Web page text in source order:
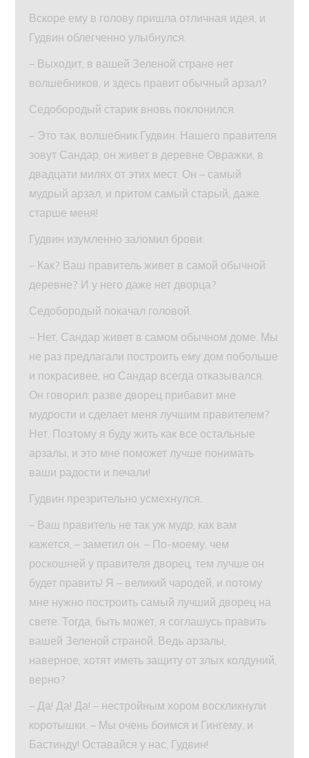
Вскоре ему в голову пришла отличная идея, и
Гудвин облегченно улыбнулся.
– Выходит, в вашей Зеленой стране нет
волшебников, и здесь правит обычный арзал?
Седобородый старик вновь поклонился.
– Это так, волшебник Гудвин. Нашего правителя
зовут Сандар, он живет в деревне Овражки, в
двадцати милях от этих мест. Он – самый
мудрый арзал, и притом самый старый, даже
старше меня!
Гудвин изумленно заломил брови:
– Как? Ваш правитель живет в самой обычной
деревне? И у него даже нет дворца?
Седобородый покачал головой.
– Нет, Сандар живет в самом обычном доме. Мы
не раз предлагали построить ему дом побольше
и покрасивее, но Сандар всегда отказывался.
Он говорил: разве дворец прибавит мне
мудрости и сделает меня лучшим правителем?
Нет. Поэтому я буду жить как все остальные
арзалы, и это мне поможет лучше понимать
ваши радости и печали!
Гудвин презрительно усмехнулся.
– Ваш правитель не так уж мудр, как вам
кажется, – заметил он. – По-моему, чем
роскошней у правителя дворец, тем лучше он
будет править! Я – великий чародей, и потому
мне нужно построить самый лучший дворец на
свете. Тогда, быть может, я соглашусь править
вашей Зеленой страной. Ведь арзалы,
наверное, хотят иметь защиту от злых колдуний,
верно?
– Да! Да! Да! – нестройным хором воскликнули
коротышки. – Мы очень боимся и Гингему, и
Бастинду! Оставайся у нас, Гудвин!